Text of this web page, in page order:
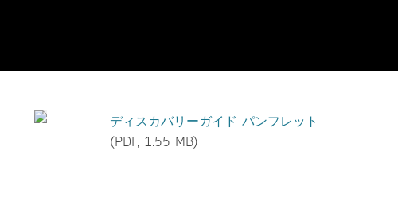
ディスカバリーガイド パンフレット
(PDF, 1.55 MB)